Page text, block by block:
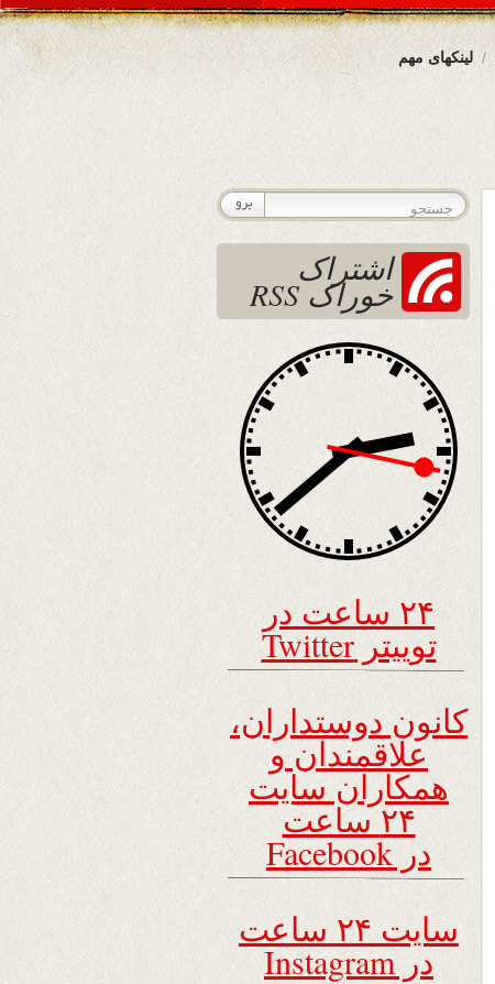
لینکهای مهم
اشتراک
خوراک RSS
۲۴ ساعت در
توییتر Twitter
کانون دوستداران،
علاقمندان و
همکاران سایت
۲۴ ساعت
در Facebook
سایت ۲۴ ساعت
در Instagram